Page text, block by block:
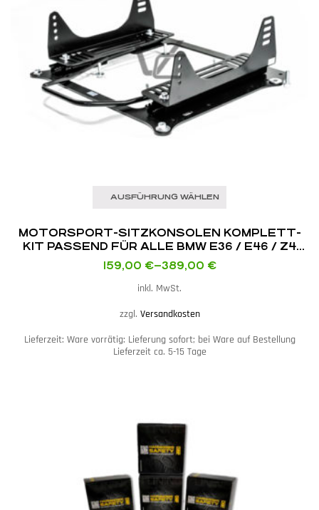
AUSFÜHRUNG WÄHLEN
MOTORSPORT-SITZKONSOLEN KOMPLETT-
KIT PASSEND FÜR ALLE BMW E36 / E46 / Z4
E85 / E86
159,00 €–389,00 €
inkl. MwSt.
zzgl. Versandkosten
Lieferzeit: Ware vorrätig: Lieferung sofort; bei Ware auf Bestellung
Lieferzeit ca. 5-15 Tage